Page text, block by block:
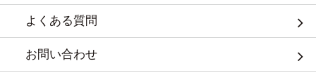
よくある質問
お問い合わせ